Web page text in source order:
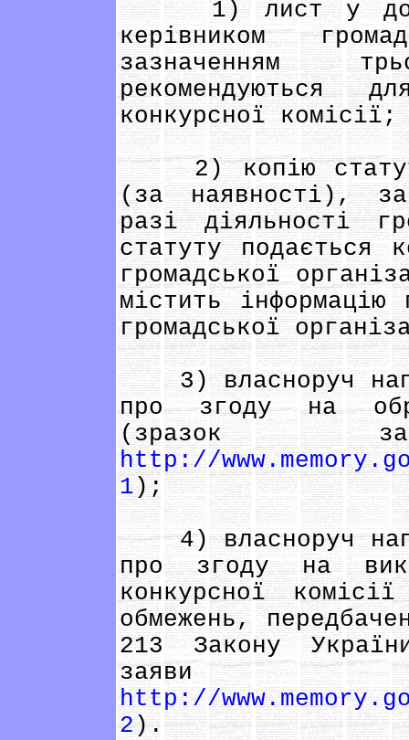
1) лист у
керівником
зазначенням
рекомендуються
конкурсної комісії;
2) копію статуту
(за наявності),
разі діяльності
статуту подається
громадської
містить
громадської
3) власноруч
про згоду на
http://
1);
4) власноруч
про згоду на
конкурсної
обмежень,
213 Закону
http://
2).